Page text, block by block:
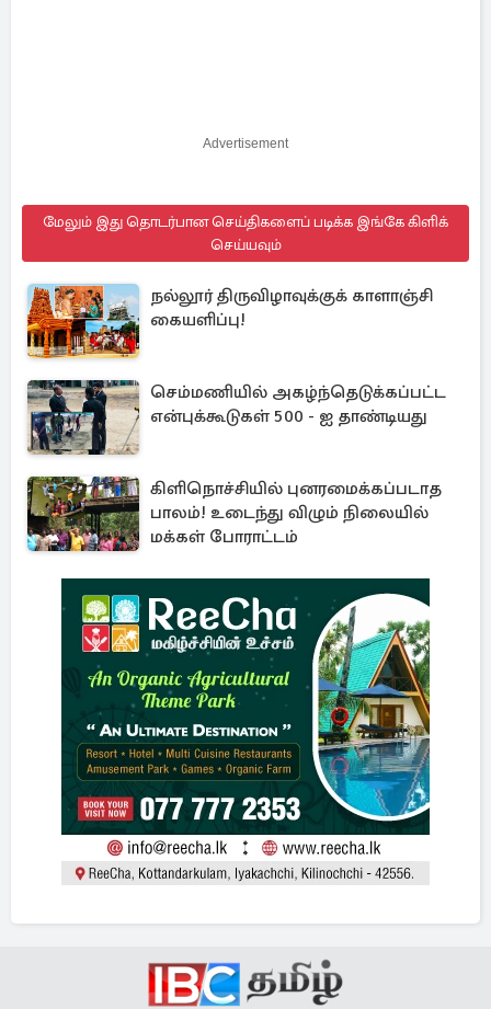
Advertisement
மேலும் இது தொடர்பான செய்திகளைப் படிக்க இங்கே கிளிக்
செய்யவும்
நல்லூர் திருவிழாவுக்குக் காளாஞ்சி
கையளிப்பு!
செம்மணியில் அகழ்ந்தெடுக்கப்பட்ட
என்புக்கூடுகள் 500 - ஐ தாண்டியது
கிளிநொச்சியில் புனரமைக்கப்படாத
பாலம்! உடைந்து விழும் நிலையில்
மக்கள் போராட்டம்